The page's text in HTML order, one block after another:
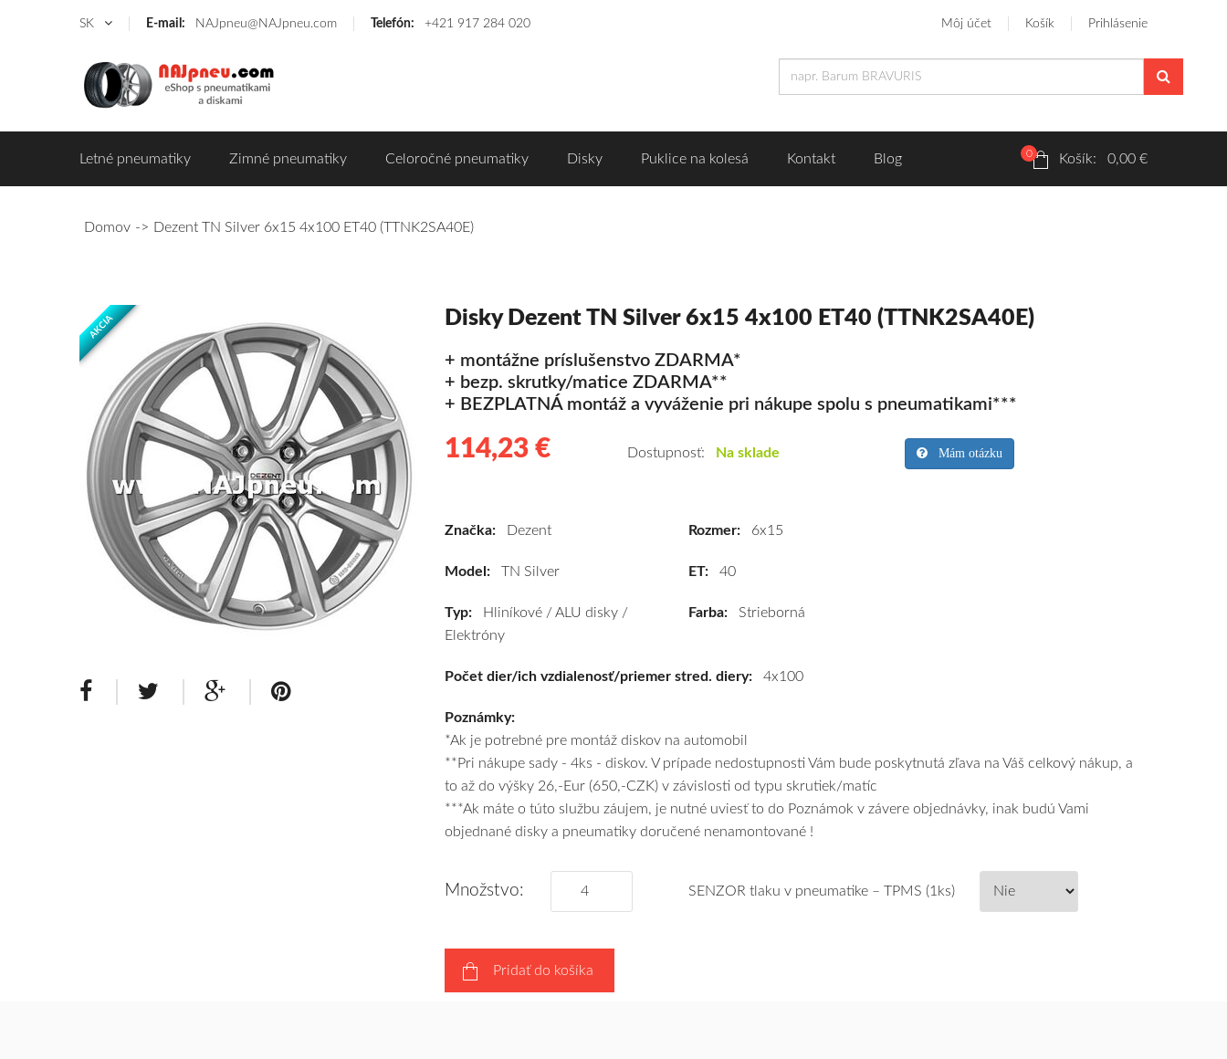
SK E-mail: NAJpneu@NAJpneu.com Telefón: +421 917 284 020 Môj účet Košík Prihlásenie
Letné pneumatiky Zimné pneumatiky Celoročné pneumatiky Disky Puklice na kolesá Kontakt Blog 0 Košík: 0,00 €
Domov Dezent TN Silver 6x15 4x100 ET40 (TTNK2SA40E)
AKCIA Disky Dezent TN Silver 6x15 4x100 ET40 (TTNK2SA40E)
+ montážne príslušenstvo ZDARMA*
+ bezp. skrutky/matice ZDARMA**
+ BEZPLATNÁ montáž a vyváženie pri nákupe spolu s pneumatikami***
114,23 €
ET40
za
a
k
tomu
vám
obujeme
a
pošleme
zadarmo.
Dostupnosť: Na sklade Mám otázku
Značka: Dezent
Model: TN Silver
Typ: Hliníkové / ALU disky /
Elektróny
Rozmer:6x15
ET:40
Farba:Strieborná
Počet dier/ich vzdialenosť/priemer stred. diery: 4x100
Poznámky:
*Ak je potrebné pre montáž diskov na automobil
**Pri nákupe sady - 4ks - diskov. V prípade nedostupnosti Vám bude poskytnutá zľava na Váš celkový nákup, a
to až do výšky 26,-Eur (650,-CZK) v závislosti od typu skrutiek/matíc
***Ak máte o túto službu záujem, je nutné uviesť to do Poznámok v závere objednávky, inak budú Vami
objednané disky a pneumatiky doručené nenamontované !
Množstvo: SENZOR tlaku v pneumatike – TPMS (1ks)
Pridať do košíka